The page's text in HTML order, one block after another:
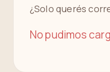
¿Solo querés
No pudimos